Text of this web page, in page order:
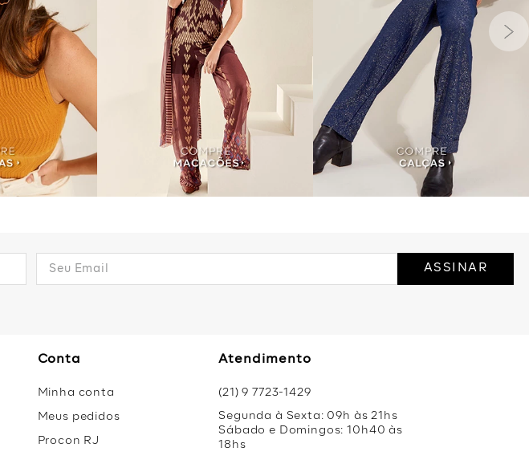
ASSINAR
Conta
Minha conta
Meus pedidos
Procon RJ
Atendimento
(21) 9 7723-1429
Segunda à Sexta: 09h às 21hs
Sábado e Domingos: 10h40 às
18hs